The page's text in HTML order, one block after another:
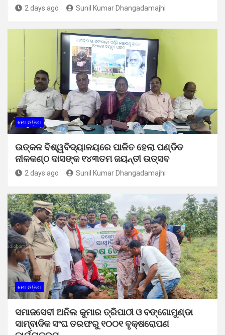
2 days ago Sunil Kumar Dhangadamajhi
ମୋ ଓଡ଼ିଶା
ଉତ୍କଳ ବିଶ୍ୱବିଦ୍ୟାଳୟରେ ପାଳିତ ହେଲା ପଣ୍ଡିତ
ନୀଳକଣ୍ଠ ଦାସଙ୍କ ୧୪୩ତମ ଜୟନ୍ତୀ ଉତ୍ସବ
2 days ago Sunil Kumar Dhangadamajhi
ମୋ ଓଡ଼ିଶା
ସମାଜସେବୀ ଅନିଲ କୁମାର ତ୍ରିପାଠୀ ଓ ବଙ୍ଗୋମୁଣ୍ଡା
ସାମ୍ବାଦିକ ସଂଘ ତରଫରୁ ୧୦୦୧ ବୃକ୍ଷରୋପଣ